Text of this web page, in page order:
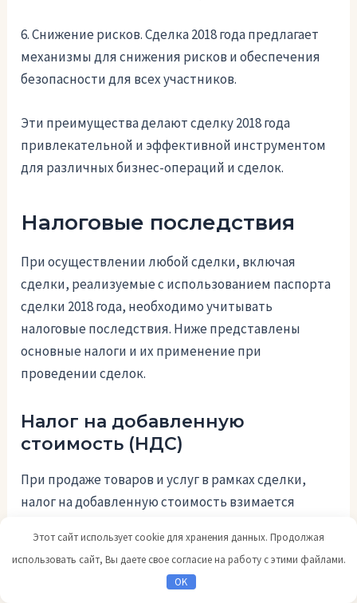
6. Снижение рисков. Сделка 2018 года предлагает
механизмы для снижения рисков и обеспечения
безопасности для всех участников.
Эти преимущества делают сделку 2018 года
привлекательной и эффективной инструментом
для различных бизнес-операций и сделок.
Налоговые последствия
При осуществлении любой сделки, включая
сделки, реализуемые с использованием паспорта
сделки 2018 года, необходимо учитывать
налоговые последствия. Ниже представлены
основные налоги и их применение при
проведении сделок.
Налог на добавленную
стоимость (НДС)
При продаже товаров и услуг в рамках сделки,
налог на добавленную стоимость взимается
НДС может варьироваться в зависимости от типа
товаров или услуг и правового статуса участников
Этот сайт использует cookie для хранения данных. Продолжая
использовать сайт, Вы даете свое согласие на работу с этими файлами.
OK